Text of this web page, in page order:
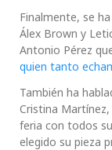
Finalmente, se
Álex Brown y
Antonio Pérez
quien tanto
También ha
Cristina
feria con todos
elegido su pieza